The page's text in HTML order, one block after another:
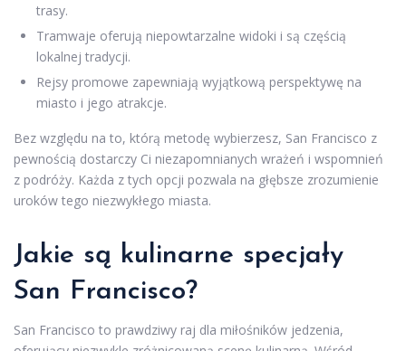
trasy.
Tramwaje oferują niepowtarzalne widoki i są częścią
lokalnej tradycji.
Rejsy promowe zapewniają wyjątkową perspektywę na
miasto i jego atrakcje.
Bez względu na to, którą metodę wybierzesz, San Francisco z
pewnością dostarczy Ci niezapomnianych wrażeń i wspomnień
z podróży. Każda z tych opcji pozwala na głębsze zrozumienie
uroków tego niezwykłego miasta.
Jakie są kulinarne specjały
San Francisco?
San Francisco to prawdziwy raj dla miłośników jedzenia,